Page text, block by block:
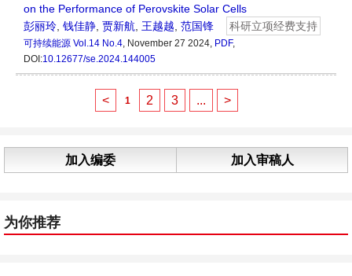
on the Performance of Perovskite Solar Cells
彭丽玲 钱佳静 贾新航 王越越 范国锋 科研立项经费支持
可持续能源 Vol.14 No.4, November 27 2024, PDF,
DOI:10.12677/se.2024.144005
< 1 2 3 ... >
加入编委 加入审稿人
为你推荐